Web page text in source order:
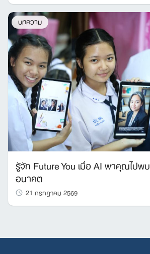
บทความ
รู้จัก Future You เมื่อ AI พาคุณไปพ
อนาคต
21 กรกฎาคม 2569